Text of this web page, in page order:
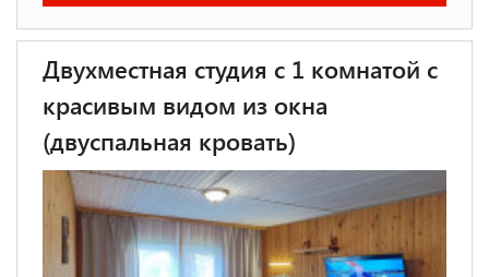
Двухместная студия c 1 комнатой с
красивым видом из окна
(двуспальная кровать)